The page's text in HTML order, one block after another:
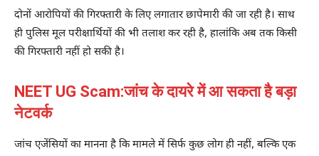
दोनों आरोपियों की गिरफ्तारी के लिए लगातार छापेमारी की जा रही है। साथ
ही पुलिस मूल परीक्षार्थियों की भी तलाश कर रही है, हालांकि अब तक किसी
की गिरफ्तारी नहीं हो सकी है।
NEET UG Scam:जांच के दायरे में आ सकता है बड़ा
नेटवर्क
जांच एजेंसियों का मानना है कि मामले में सिर्फ कुछ लोग ही नहीं, बल्कि एक